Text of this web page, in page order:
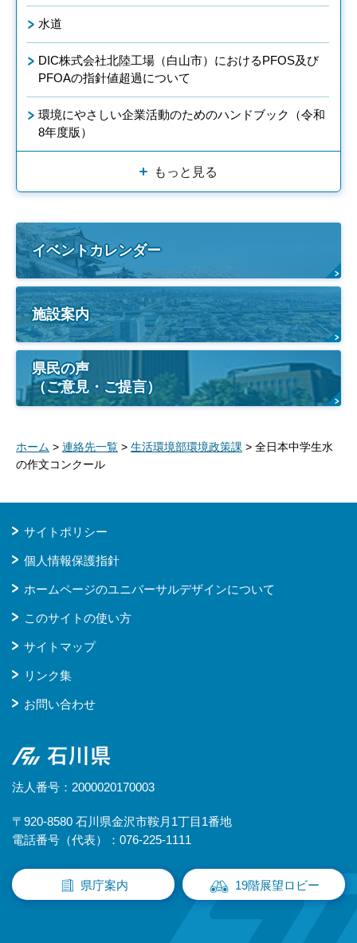
水道
DIC株式会社北陸工場（白山市）におけるPFOS及び
PFOAの指針値超過について
環境にやさしい企業活動のためのハンドブック（令和
8年度版）
もっと見る
イベントカレンダー
施設案内
県民の声
（ご意見・ご提言）
ホーム > 連絡先一覧 > 生活環境部環境政策課 > 全日本中学生水
の作文コンクール
サイトポリシー
個人情報保護指針
ホームページのユニバーサルデザインについて
このサイトの使い方
サイトマップ
リンク集
お問い合わせ
石川県
法人番号：2000020170003
〒920-8580 石川県金沢市鞍月1丁目1番地
電話番号（代表）：076-225-1111
県庁案内 19階展望ロビー